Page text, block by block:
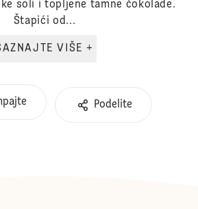
soli i topljene tamne čokolade.
Štapići od...
SAZNAJTE VIŠE +
Podelite